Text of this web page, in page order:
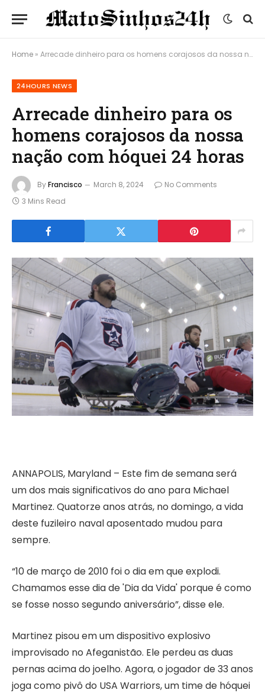
Home » Arrecade dinheiro para os homens corajosos da nossa nação com hóquei 24 horas
24HOURS NEWS
Arrecade dinheiro para os
homens corajosos da nossa
nação com hóquei 24 horas
ByFrancisco March 8, 2024
No Comments
3 Mins Read
ANNAPOLIS, Maryland – Este fim de semana será
um dos mais significativos do ano para Michael
Martinez. Quatorze anos atrás, no domingo, a vida
deste fuzileiro naval aposentado mudou para
sempre.
“10 de março de 2010 foi o dia em que explodi.
Chamamos esse dia de 'Dia da Vida' porque é como
se fosse nosso segundo aniversário”, disse ele.
Martinez pisou em um dispositivo explosivo
improvisado no Afeganistão. Ele perdeu as duas
pernas acima do joelho. Agora, o jogador de 33 anos
joga como pivô do USA Warriors, um time de hóquei